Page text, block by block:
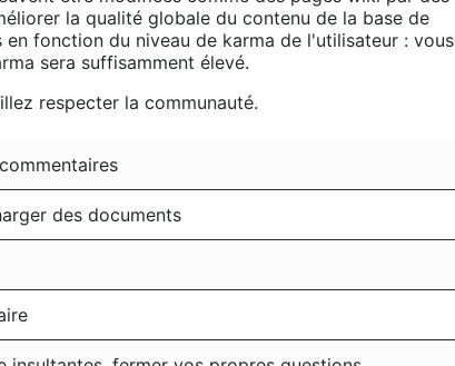
la qualité globale du contenu de la base de
fonction du niveau de karma de l'utilisateur : vous
sera suffisamment élevé.
respecter la communauté.
des documents